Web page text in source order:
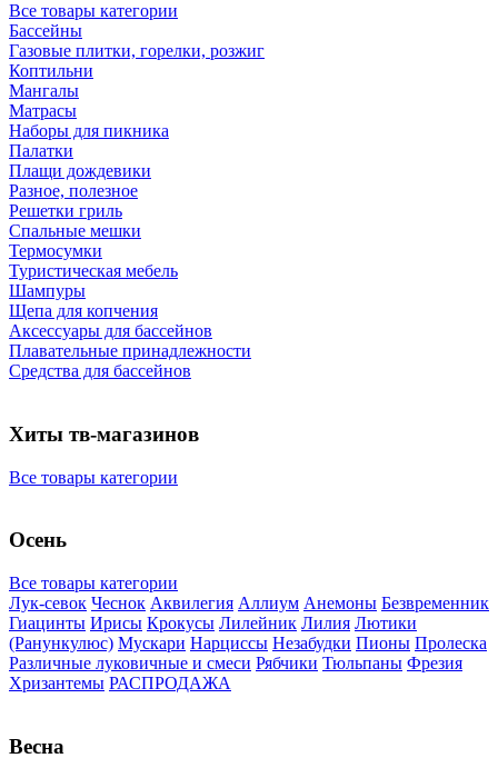
Все товары категории
Бассейны
Газовые плитки, горелки, розжиг
Коптильни
Мангалы
Матрасы
Наборы для пикника
Палатки
Плащи дождевики
Разное, полезное
Решетки гриль
Спальные мешки
Термосумки
Туристическая мебель
Шампуры
Щепа для копчения
Аксессуары для бассейнов
Плавательные принадлежности
Средства для бассейнов
Хиты тв-магазинов
Все товары категории
Осень
Все товары категории
Лук-севок Чеснок Аквилегия Аллиум Анемоны Безвременник
Гиацинты Ирисы Крокусы Лилейник Лилия Лютики
(Ранункулюс) Мускари Нарцисcы Незабудки Пионы Пролеска
Различные луковичные и смеси Рябчики Тюльпаны Фрезия
Хризантемы РАСПРОДАЖА
Весна